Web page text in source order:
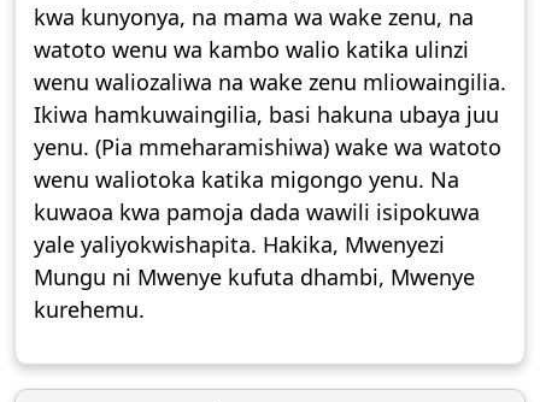
kwa kunyonya, na mama wa wake zenu, na
watoto wenu wa kambo walio katika ulinzi
wenu waliozaliwa na wake zenu mliowaingilia.
Ikiwa hamkuwaingilia, basi hakuna ubaya juu
yenu. (Pia mmeharamishiwa) wake wa watoto
wenu waliotoka katika migongo yenu. Na
kuwaoa kwa pamoja dada wawili isipokuwa
yale yaliyokwishapita. Hakika, Mwenyezi
Mungu ni Mwenye kufuta dhambi, Mwenye
kurehemu.